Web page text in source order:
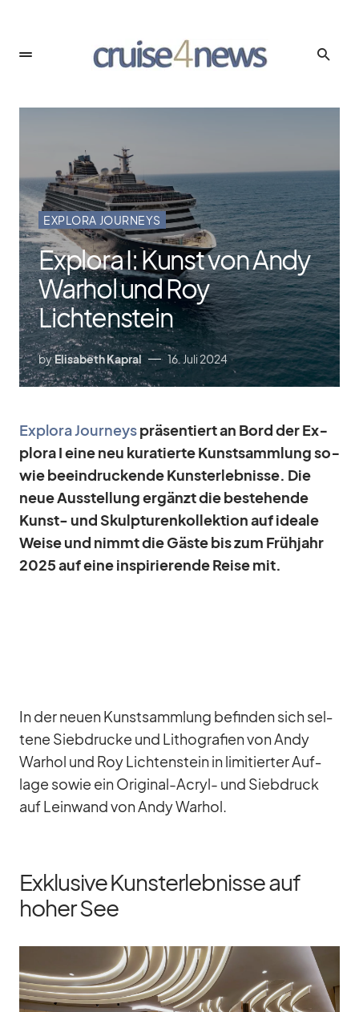
EXPLORA JOURNEYS
Explora I: Kunst von Andy
Warhol und Roy
Lichtenstein
byElisabeth Kapral 16. Juli 2024
Ex­plora Jour­neysprä­sen­tiert an Bord der Ex­
plora I eine neu ku­ra­tierte Kunst­samm­lung so­
wie be­ein­dru­ckende Kunst­er­leb­nisse. Die
neue Aus­stel­lung er­gänzt die be­stehende
Kunst- und Skulp­tu­ren­kol­lek­tion auf ideale
Weise und nimmt die Gäste bis zum Früh­jahr
2025 auf eine in­spi­rie­rende Reise mit.
In der neuen Kunst­samm­lung be­fin­den sich sel­
tene Sieb­dru­cke und Li­tho­gra­fien von Andy
War­hol und Roy Lich­ten­stein in li­mi­tier­ter Auf­
lage so­wie ein Ori­gi­nal-Acryl- und Sieb­druck
auf Lein­wand von Andy War­hol.
Exklusive Kunsterlebnisse auf
hoher See